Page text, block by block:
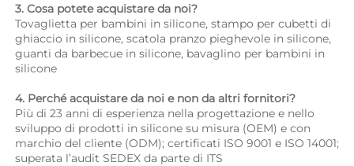
3. Cosa potete acquistare da noi?
Tovaglietta per bambini in silicone, stampo per cubetti di
ghiaccio in silicone, scatola pranzo pieghevole in silicone,
guanti da barbecue in silicone, bavaglino per bambini in
silicone
4. Perché acquistare da noi e non da altri fornitori?
Più di 23 anni di esperienza nella progettazione e nello
sviluppo di prodotti in silicone su misura (OEM) e con
marchio del cliente (ODM); certificati ISO 9001 e ISO 14001;
superata l’audit SEDEX da parte di ITS